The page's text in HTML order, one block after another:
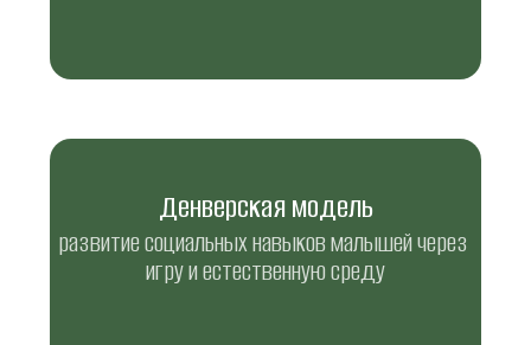
Денверская модель
развитие социальных навыков малышей через
игру и естественную среду